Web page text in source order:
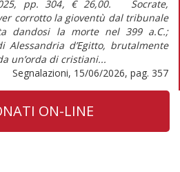
pp. 304, € 26,00. Socrate,
corrotto la gioventù dal tribunale
dandosi la morte nel 399 a.C.;
Alessandria d’Egitto, brutalmente
un’orda di cristiani...
Segnalazioni, 15/06/2026, pag. 357
ON-LINE